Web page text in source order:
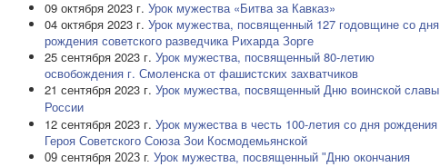
09 октября 2023 г. Урок мужества «Битва за Кавказ»
04 октября 2023 г. Урок мужества, посвященный 127 годовщине со дня
рождения советского разведчика Рихарда Зорге
25 сентября 2023 г. Урок мужества, посвященный 80-летию
освобождения г. Смоленска от фашистских захватчиков
21 сентября 2023 г. Урок мужества, посвященный Дню воинской славы
России
12 сентября 2023 г. Урок мужества в честь 100-летия со дня рождения
Героя Советского Союза Зои Космодемьянской
09 сентября 2023 г. Урок мужества, посвященный "Дню окончания